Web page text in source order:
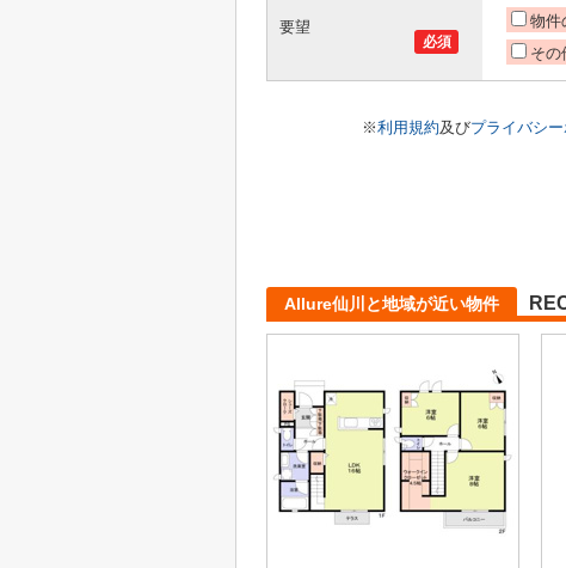
必須
要望 物件
その
※利用規約及びプライバシ
Allure仙川と地域が近い物件